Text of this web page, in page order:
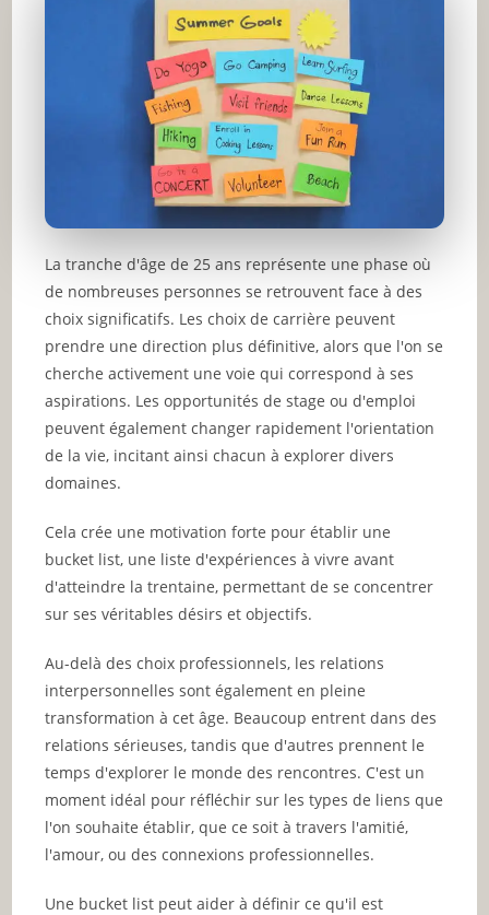
La tranche d'âge de 25 ans représente une phase où
de nombreuses personnes se retrouvent face à des
choix significatifs. Les choix de carrière peuvent
prendre une direction plus définitive, alors que l'on se
cherche activement une voie qui correspond à ses
aspirations. Les opportunités de stage ou d'emploi
peuvent également changer rapidement l'orientation
de la vie, incitant ainsi chacun à explorer divers
domaines.
Cela crée une motivation forte pour établir une
bucket list, une liste d'expériences à vivre avant
d'atteindre la trentaine, permettant de se concentrer
sur ses véritables désirs et objectifs.
Au-delà des choix professionnels, les relations
interpersonnelles sont également en pleine
transformation à cet âge. Beaucoup entrent dans des
relations sérieuses, tandis que d'autres prennent le
temps d'explorer le monde des rencontres. C'est un
moment idéal pour réfléchir sur les types de liens que
l'on souhaite établir, que ce soit à travers l'amitié,
l'amour, ou des connexions professionnelles.
Une bucket list peut aider à définir ce qu'il est